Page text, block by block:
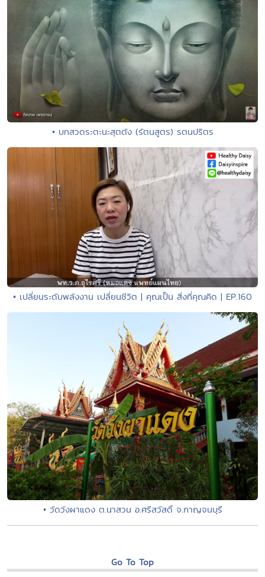
• บทสวดระตะนะสุตตัง (รัตนสูตร) รตนปริตร
• เปลี่ยนระดับพลังงาน เปลี่ยนชีวิต | คุณเป็น สิ่งที่คุณคิด | EP.160
• วัดวังผาแดง ต.นาสวน อ.ศรีสวัสดิ์ จ.กาญจนบุรี
Go To Top